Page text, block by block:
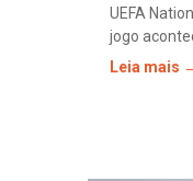
UEFA
jogo
Leia mais